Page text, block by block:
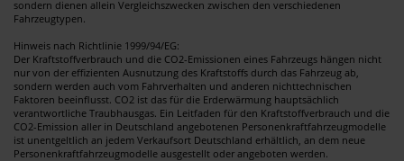
sondern dienen allein Vergleichszwecken zwischen den verschiedenen
Fahrzeugtypen.
Hinweis nach Richtlinie 1999/94/EG:
Der Kraftstoffverbrauch und die CO2-Emissionen eines Fahrzeugs hängen nicht
nur von der effizienten Ausnutzung des Kraftstoffs durch das Fahrzeug ab,
sondern werden auch vom Fahrverhalten und anderen nichttechnischen
Faktoren beeinflusst. CO2 ist das für die Erderwärmung hauptsächlich
verantwortliche Traubhausgas. Ein Leitfaden für den Kraftstoffverbrauch und die
CO2-Emission aller in Deutschland angebotenen Personenkraftfahrzeugmodelle
ist unentgeltlich an jedem Verkaufsort Deutschland erhältlich, an dem neue
Personenkraftfahrzeugmodelle ausgestellt oder angeboten werden.